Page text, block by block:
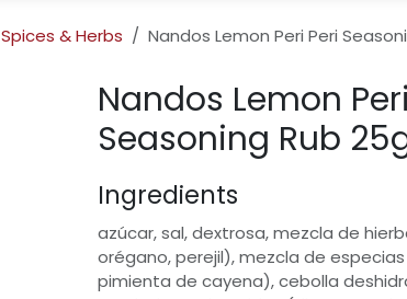
Spices & Herbs Nandos Lemon Peri Peri
Nandos Lemon
Seasoning Rub
Ingredients
azúcar, sal, dextrosa, mezcla de
orégano, perejil), mezcla de
pimienta de cayena), cebolla